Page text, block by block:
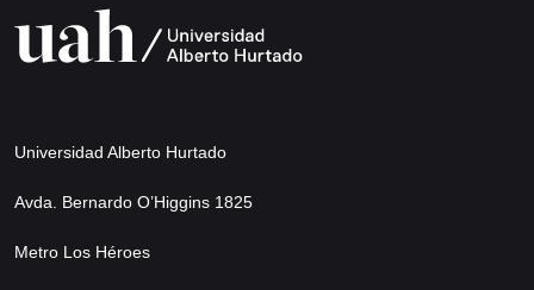
Universidad Alberto Hurtado
Avda. Bernardo O’Higgins 1825
Metro Los Héroes